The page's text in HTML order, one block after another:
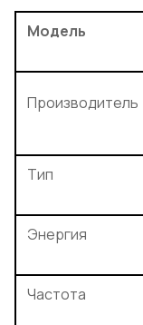
Модель
Производитель
Тип
Энергия
Частота